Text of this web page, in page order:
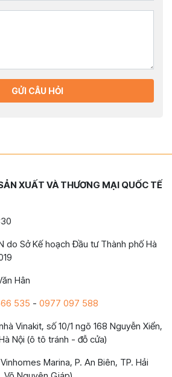
GỬI CÂU HỎI
XUẤT VÀ THƯƠNG MẠI QUỐC TẾ
do Sở Kế hoạch Đầu tư Thành phố Hà
Hân
535 - 0977 097 588
Vinakit, số 10/1 ngõ 168 Nguyễn Xiển,
Nội (ô tô tránh - đỗ cửa)
Marina, P. An Biên, TP. Hải